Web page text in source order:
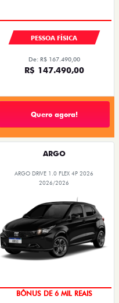
PESSOA FÍSICA
De: R$ 167.490,00
R$ 147.490,00
Quero agora!
ARGO
ARGO DRIVE 1.0 FLEX 4P 2026
2026/2026
TAXA ZERO